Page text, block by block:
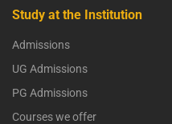
Study at the Institution
Admissions
UG Admissions
PG Admissions
Courses we offer